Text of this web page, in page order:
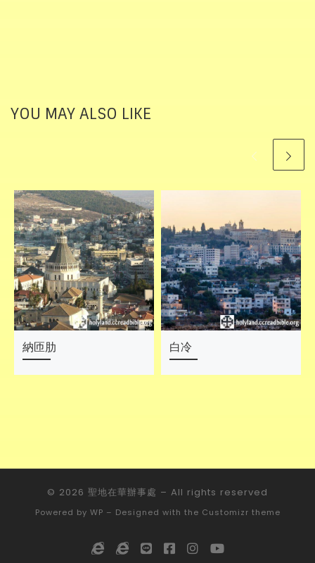
YOU MAY ALSO LIKE
納匝肋 白冷
© 2026 聖地在華辦事處 – All rights reserved
Powered by WP – Designed with the Customizr theme